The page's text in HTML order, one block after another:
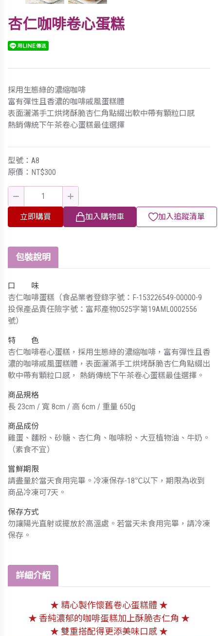
杏仁咖啡卷心蛋糕
採用生態綠的濃縮咖啡
富有彈性且香濃的咖啡戚風蛋糕體
表面灑滿手工烘烤酥脆杏仁角點綴出軟中帶有顆粒口感
熱銷傳統下午茶卷心蛋糕最佳選擇
型號：A8
原價：NT$300
立即購買 加入購物車 加入追蹤清單
包裝說明
口 味
杏仁咖啡蛋糕（食品業者登錄字號：F-153226549-00000-9
投保產品責任險字號：富邦產物0525字第19AML0002556
號）
特 色
杏仁咖啡卷心蛋糕，採用生態綠的濃縮咖啡，富有彈性且香
濃的咖啡戚風蛋糕體，表面灑滿手工烘烤酥脆杏仁角點綴出
軟中帶有顆粒口感， 熱銷傳統下午茶卷心蛋糕最佳選擇。
商品規格
長 23cm / 寬 8cm / 高 6cm / 重量 650g
商品成份
雞蛋、麵粉、砂糖、杏仁角、咖啡粉、大豆植物油、牛奶。
（素食不宜）
嘗鮮期限
請盡量於當天食用完畢。冷凍保存-18℃以下，期限為收到
商品冷凍可7天。
保存方式
勿讓陽光直射或擺放於高溫處。若當天未食用完畢，請冷凍
保存。
詳細介紹
★ 精心製作懷舊卷心蛋糕體 ★
★ 香純濃郁的咖啡蛋糕加上酥脆杏仁角 ★
★ 雙重搭配得更添美味口感 ★